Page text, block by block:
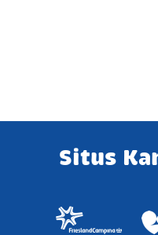
Situs